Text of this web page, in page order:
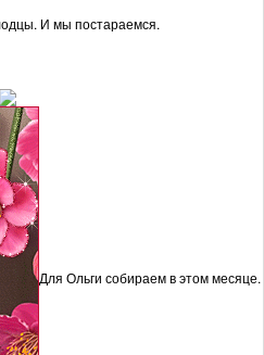
И мы постараемся.
Для Ольги собираем в этом месяце.